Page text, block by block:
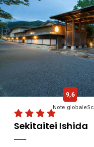
Sekitaitei Ishida
9,6
Note globale